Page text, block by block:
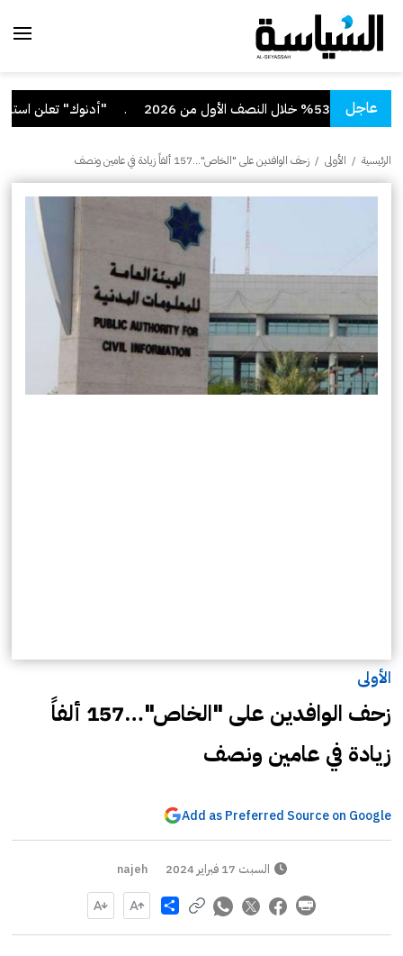
عاجل
من 2026 "أدنوك" تعلن استهداف
الرئيسية / الأولى / زحف الوافدين على "الخاص"…157 ألفاً زيادة في عامين ونصف
الأولى
زحف الوافدين على "الخاص"…157 ألفاً
زيادة في عامين ونصف
Add as Preferred Source on Google
السبت 17 فبراير 2024 najeh
Share